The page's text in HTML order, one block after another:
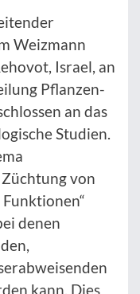
Weizmann
Israel, an
Pflanzen-
an das
Studien.
von
denen
kann. Dies